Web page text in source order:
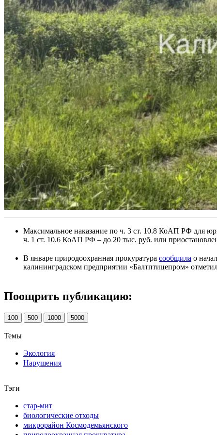
Максимальное наказание по ч. 3 ст. 10.8 КоАП РФ для
ч. 1 ст. 10.6 КоАП РФ – до 20 тыс. руб. или
В январе природоохранная прокуратура сообщила о
калининградском предприятии «Балтптицепром»
Поощрить публикацию:
100 500 1000 5000
Темы
Экология
Нарушения
Тэги
стар-мит
биологические отходы
микрорайон Космодемьянского